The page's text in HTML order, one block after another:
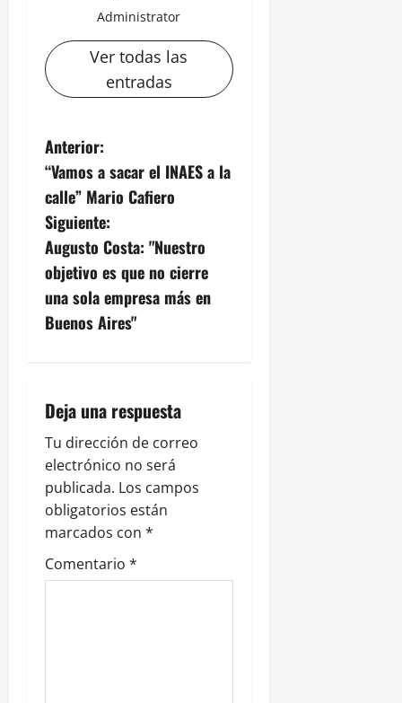
Administrator
Ver todas las
entradas
N
a
v
e
g
a
i
ó
n
d
e
Anterior:
“Vamos a sacar el INAES a la
calle” Mario Cafiero
Siguiente:
Augusto Costa: "Nuestro
objetivo es que no cierre
una sola empresa más en
Buenos Aires"
Deja una respuesta
Tu dirección de correo
electrónico no será
publicada. Los campos
obligatorios están
marcados con *
Comentario *